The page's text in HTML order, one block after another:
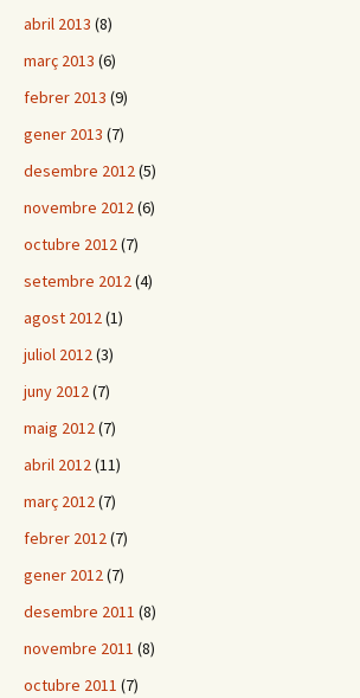
abril 2013 (8)
març 2013 (6)
febrer 2013 (9)
gener 2013 (7)
desembre 2012(5)
novembre 2012(6)
octubre 2012(7)
setembre 2012(4)
agost 2012(1)
juliol 2012(3)
juny 2012(7)
maig 2012(7)
abril 2012(11)
març 2012(7)
febrer 2012(7)
gener 2012(7)
desembre 2011 (8)
novembre 2011 (8)
octubre 2011 (7)